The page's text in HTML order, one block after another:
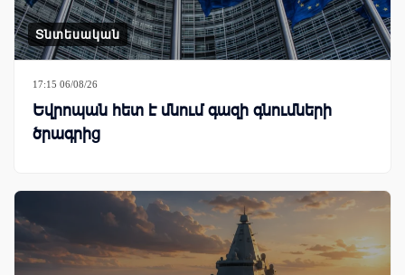
Տնտեսական
17:15 06/08/26
Եվրոպան հետ է մնում գազի գնումների
ծրագրից